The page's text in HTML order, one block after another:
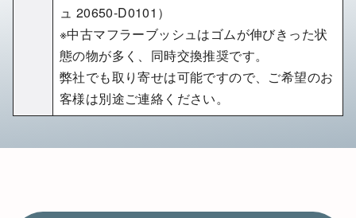
ュ 20650-D0101）
※中古マフラーブッシュはゴムが伸びきった状
態の物が多く、同時交換推奨です。
弊社でも取り寄せは可能ですので、ご希望のお
客様は別途ご連絡ください。